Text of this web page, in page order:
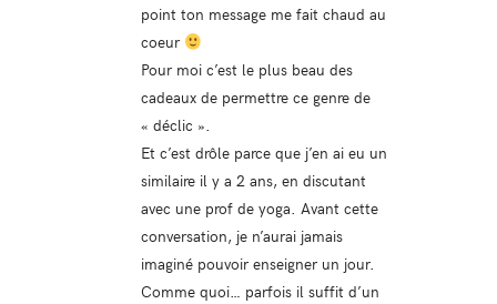
point ton message me fait chaud au
coeur
Pour moi c’est le plus beau des
cadeaux de permettre ce genre de
« déclic ».
Et c’est drôle parce que j’en ai eu un
similaire il y a 2 ans, en discutant
avec une prof de yoga. Avant cette
conversation, je n’aurai jamais
imaginé pouvoir enseigner un jour.
Comme quoi… parfois il suffit d’un